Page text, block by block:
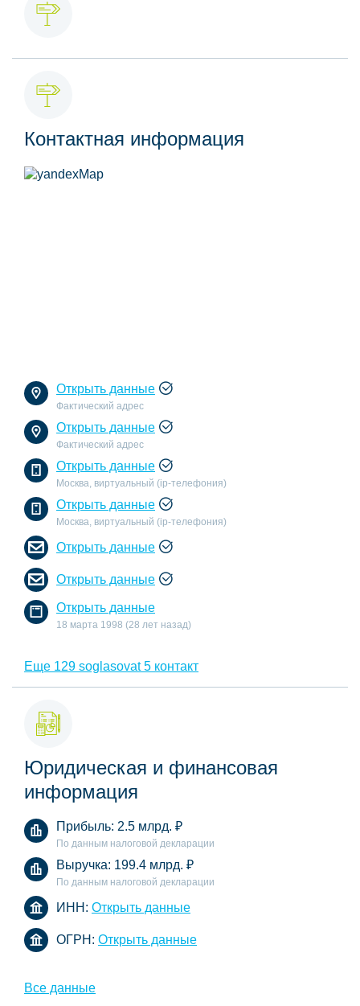
Контактная информация
Открыть данные
Фактический адрес
Открыть данные
Фактический адрес
Открыть данные
Москва, виртуальный (ip-телефония)
Открыть данные
Москва, виртуальный (ip-телефония)
Открыть данные
Открыть данные
Открыть данные
18 марта 1998 (28 лет назад)
Еще 129 soglasovat 5 контакт
Юридическая и финансовая
информация
Прибыль: 2.5 млрд. ₽
По данным налоговой декларации
Выручка: 199.4 млрд. ₽
По данным налоговой декларации
ИНН: Открыть данные
ОГРН: Открыть данные
Все данные